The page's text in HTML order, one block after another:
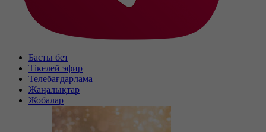
Басты бет
Тікелей эфир
Телебағдарлама
Жаңалықтар
Жобалар